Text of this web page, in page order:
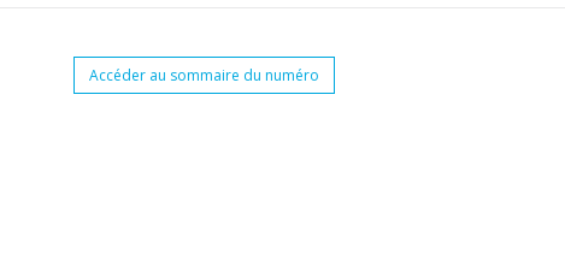
Accéder au sommaire du numéro